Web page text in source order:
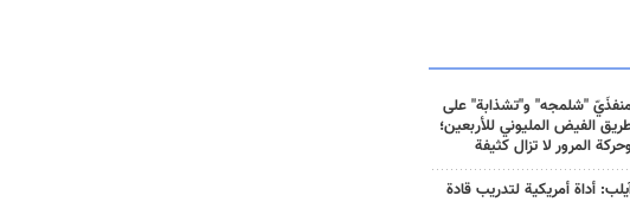
"شلمجه" و"تشذابة" على
الفيض المليوني للأربعين؛
المرور لا تزال كثيفة
أداة أمريكية لتدريب قادة